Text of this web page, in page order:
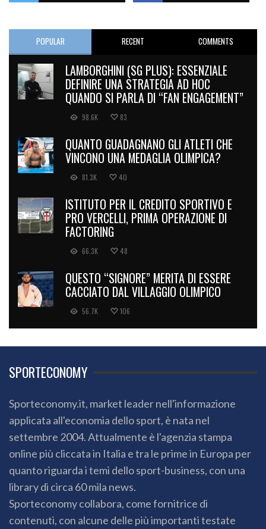
POPULAR RECENT COMMENTS
LAMBORGHINI (SG PLUS): ESSENZIALE
DEFINIRE UNA STRATEGIA AD HOC
QUANDO SI PARLA DI “FAN ENGAGEMENT”
98.6K 83
QUANTO GUADAGNANO GLI ATLETI CHE
VINCONO UNA MEDAGLIA OLIMPICA?
81.3K 40
ISTITUTO PER IL CREDITO SPORTIVO E
PRO VERCELLI, PRIMA OPERAZIONE DI
FACTORING
66.3K 48
QUESTO “SIGNORE” MERITA DI ESSERE
CACCIATO DAL VILLAGGIO OLIMPICO
56.7K 106
SPORTECONOMY
Sporteconomy.it, market leader nell'informazione
applicata all'economia dello sport, è nata nel
settembre 2004. Attualmente è l'agenzia stampa
online più cliccata in Italia e tra le prime in Europa per
quanto riguarda i temi dello sport-business, con una
library di circa 60 mila news.
Sporteconomy collabora, come fornitrice di
contenuti, con alcune delle più importanti testate